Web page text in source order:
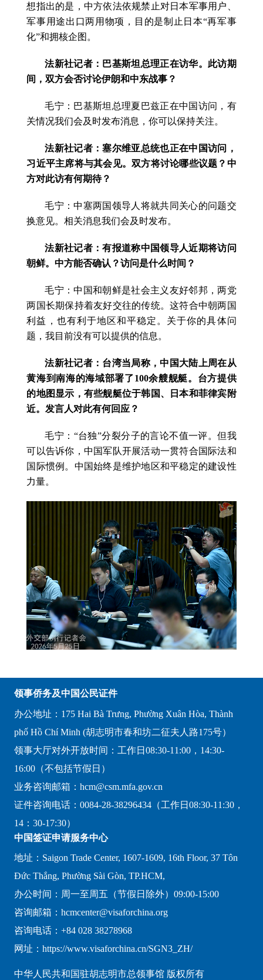
想指出的是，中方依法依规禁止对日本军事用户、
军事用途出口两用物项，目的是制止日本“再军事
化”和拥核企图。
法新社记者：巴基斯坦总理正在访华。此访期
间，双方会否讨论伊朗和中东战事？
毛宁：巴基斯坦总理夏巴兹正在中国访问，有
关情况我们会及时发布消息，你可以保持关注。
法新社记者：塞尔维亚总统也正在中国访问，
习近平主席将与其会见。双方将讨论哪些议题？中
方对此访有何期待？
毛宁：中塞两国领导人将就共同关心的问题交
换意见。相关消息我们会及时发布。
法新社记者：有报道称中国领导人近期将访问
朝鲜。中方能否确认？访问是什么时间？
毛宁：中国和朝鲜是社会主义友好邻邦，两党
两国长期保持着友好交往的传统。这符合中朝两国
利益，也有利于地区和平稳定。关于你的具体问
题，我目前没有可以提供的信息。
法新社记者：台湾当局称，中国大陆上周在从
黄海到南海的海域部署了100余艘舰艇。台方提供
的地图显示，有些舰艇位于韩国、日本和菲律宾附
近。发言人对此有何回应？
毛宁：“台独”分裂分子的言论不值一评。但我
可以告诉你，中国军队开展活动一贯符合国际法和
国际惯例。中国始终是维护地区和平稳定的建设性
力量。
领事侨务及中国公民证件
办公地址：175 Hai Bà Trưng, Phường Xuân Hòa, Thành
phố Hồ Chí Minh (胡志明市春和坊二征夫人路175号）
领事大厅对外开放时间：工作日08:30-11:00，14:30-
16:00（不包括节假日）
业务咨询邮箱：hcm@csm.mfa.gov.cn
证件咨询电话：0084-28-38296434（工作日08:30-11:30，
14：30-17:30）
中国签证申请服务中心
地址：Saigon Trade Center, 1607-1609, 16th Floor, 37 Tôn
Đức Thắng, Phường Sài Gòn, TP.HCM,
办公时间：周一至周五（节假日除外）09:00-15:00
咨询邮箱：hcmcenter@visaforchina.org
咨询电话：+84 028 38278968
网址：https://www.visaforchina.cn/SGN3_ZH/
中华人民共和国驻胡志明市总领事馆 版权所有